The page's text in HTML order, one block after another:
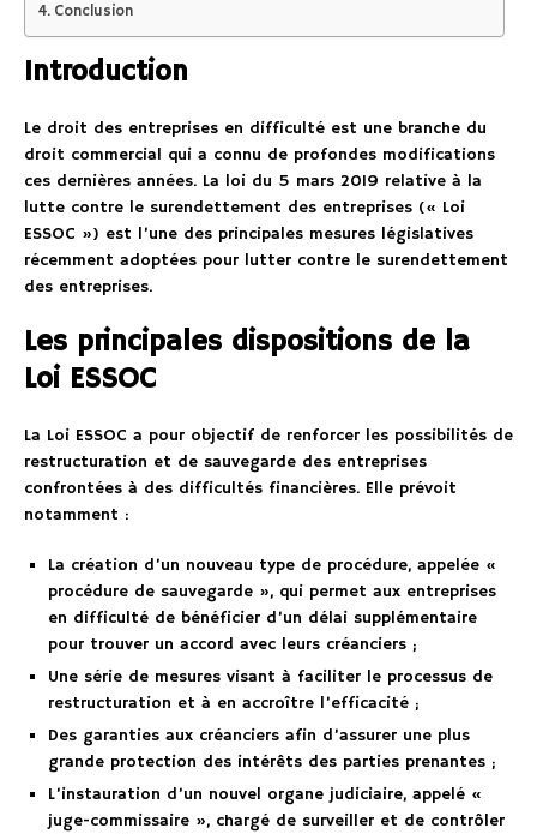
Conclusion
Introduction
Le droit des entreprises en difficulté est une branche du
droit commercial qui a connu de profondes modifications
ces dernières années. La loi du 5 mars 2019 relative à la
lutte contre le surendettement des entreprises (« Loi
ESSOC ») est l’une des principales mesures législatives
récemment adoptées pour lutter contre le surendettement
des entreprises.
Les principales dispositions de la
Loi ESSOC
La Loi ESSOC a pour objectif de renforcer les possibilités de
restructuration et de sauvegarde des entreprises
confrontées à des difficultés financières. Elle prévoit
notamment :
La création d’un nouveau type de procédure, appelée «
procédure de sauvegarde », qui permet aux entreprises
en difficulté de bénéficier d’un délai supplémentaire
pour trouver un accord avec leurs créanciers ;
Une série de mesures visant à faciliter le processus de
restructuration et à en accroître l’efficacité ;
Des garanties aux créanciers afin d’assurer une plus
grande protection des intérêts des parties prenantes ;
L’instauration d’un nouvel organe judiciaire, appelé «
juge-commissaire », chargé de surveiller et de contrôler